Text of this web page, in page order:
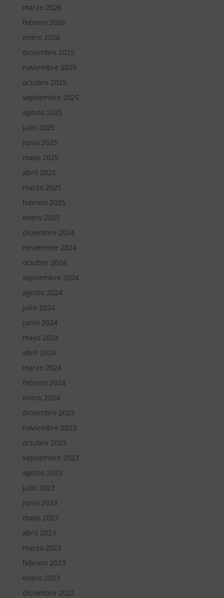
marzo 2026
febrero 2026
enero 2026
diciembre 2025
noviembre 2025
octubre 2025
septiembre 2025
agosto 2025
julio 2025
junio 2025
mayo 2025
abril 2025
marzo 2025
febrero 2025
enero 2025
diciembre 2024
noviembre 2024
octubre 2024
septiembre 2024
agosto 2024
julio 2024
junio 2024
mayo 2024
abril 2024
marzo 2024
febrero 2024
enero 2024
diciembre 2023
noviembre 2023
octubre 2023
septiembre 2023
agosto 2023
julio 2023
junio 2023
mayo 2023
abril 2023
marzo 2023
febrero 2023
enero 2023
diciembre 2022